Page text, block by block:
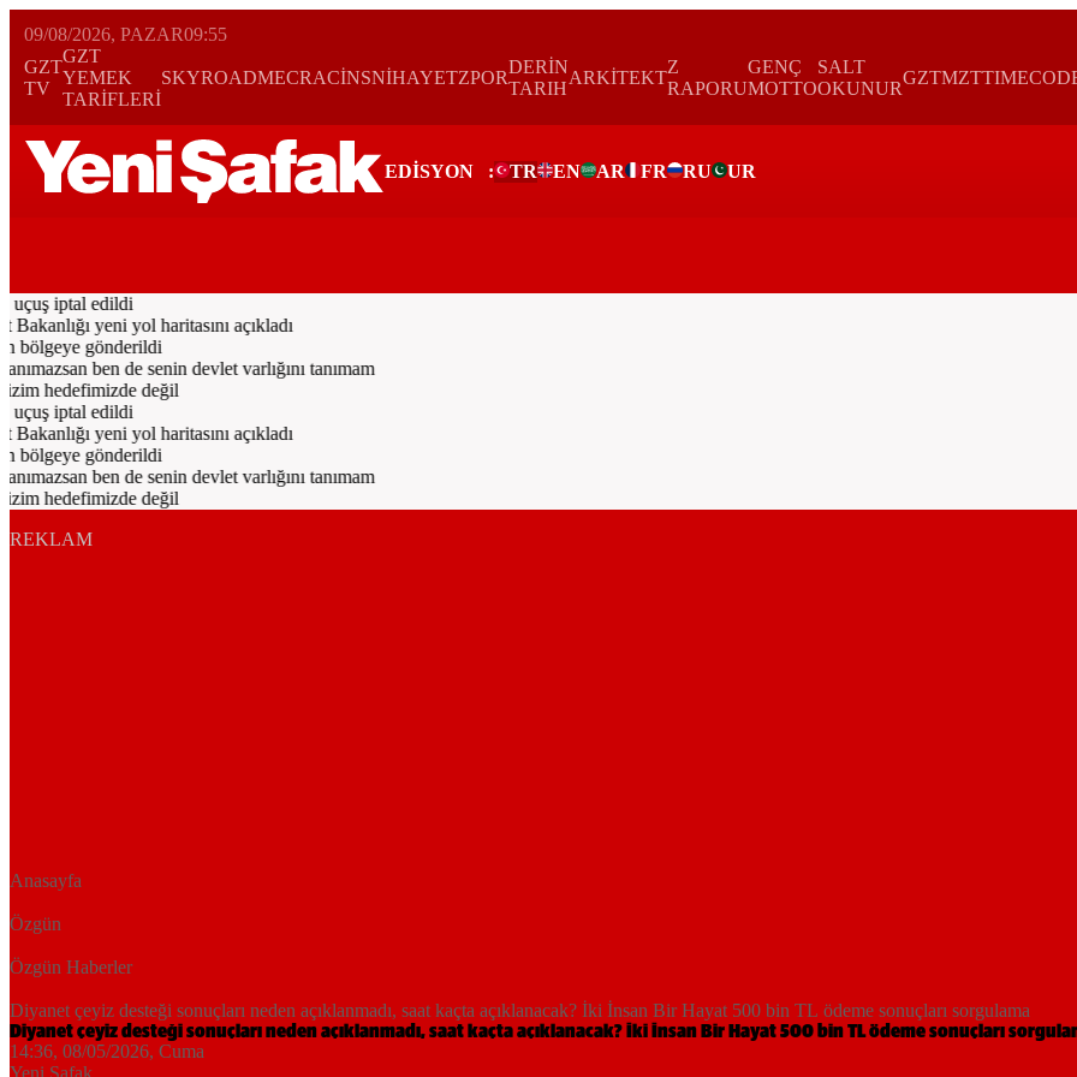
09/08/2026, PAZAR09:55
GZT
TV
GZT
YEMEK
TARİFLERİ
SKYROADMECRACİNSNİHAYETZPOR
DERİN
TARIH
ARKİTEKT
Z
RAPORU
GENÇ
MOTTO
SALT
OKUNUR
GZTMZT
EDİSYON : TR EN AR FR RU UR
iptal edildi
yeni yol haritasını açıkladı
gönderildi
ben de senin devlet varlığını tanımam
hedefimizde değil
iptal edildi
yeni yol haritasını açıkladı
gönderildi
ben de senin devlet varlığını tanımam
hedefimizde değil
REKLAM
Anasayfa
Özgün
Özgün Haberler
Diyanet çeyiz desteği sonuçları neden açıklanmadı, saat kaçta açıklanacak? İki İnsan Bir Hayat 500 bin TL ödeme sonuçları sorgulama
Diyanet çeyiz desteği sonuçları neden açıklanmadı, saat kaçta açıklanacak? İki İnsan Bir Hayat 500 bin TL ödeme sonuçları
14:36, 08/05/2026, Cuma